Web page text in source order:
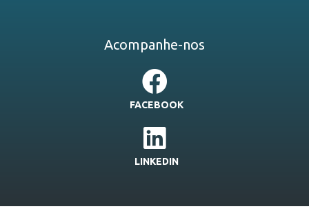
Acompanhe-nos
FACEBOOK
LINKEDIN